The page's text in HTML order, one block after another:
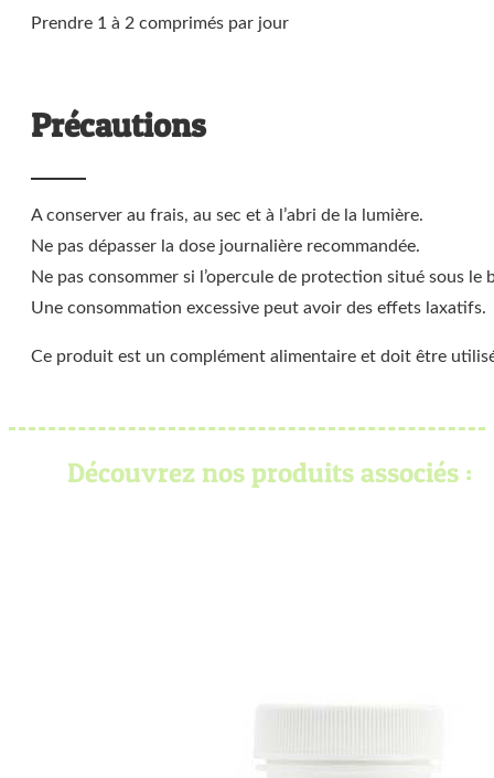
Prendre 1 à 2 comprimés par jour
Précautions
A conserver au frais, au sec et à l’abri de la lumière.
Ne pas dépasser la dose journalière recommandée.
Ne pas consommer si l’opercule de protection situé sous
Une consommation excessive peut avoir des effets laxatifs.
Ce produit est un complément alimentaire et doit être
Découvrez nos produits associés :